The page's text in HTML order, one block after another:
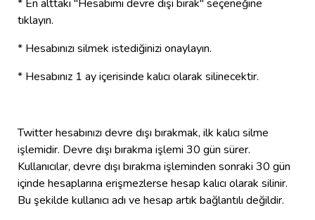
* En alttaki "Hesabımı devre dışı bırak" seçeneğine
tıklayın.
* Hesabınızı silmek istediğinizi onaylayın.
* Hesabınız 1 ay içerisinde kalıcı olarak silinecektir.
Twitter hesabınızı devre dışı bırakmak, ilk kalıcı silme
işlemidir. Devre dışı bırakma işlemi 30 gün sürer.
Kullanıcılar, devre dışı bırakma işleminden sonraki 30 gün
içinde hesaplarına erişmezlerse hesap kalıcı olarak silinir.
Bu şekilde kullanıcı adı ve hesap artık bağlantılı değildir.